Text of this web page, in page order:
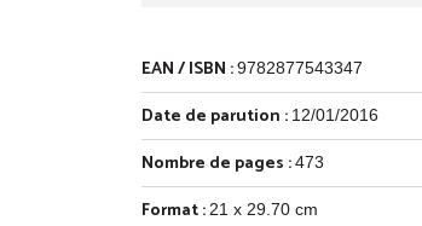
EAN / ISBN :9782877543347
Date de parution : 12/01/2016
Nombre de pages :473
Format : 21 x 29.70 cm